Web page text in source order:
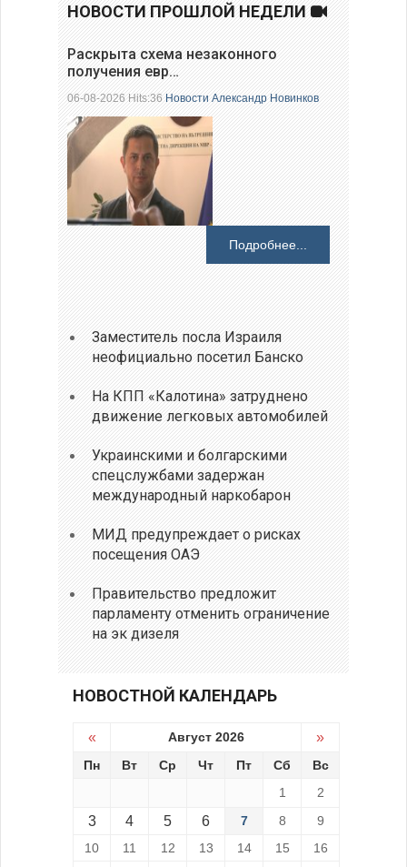
НОВОСТИ ПРОШЛОЙ НЕДЕЛИ
Раскрыта схема незаконного
получения евр…
06-08-2026 Hits:36Новости Александр Новинков
Подробнее...
Заместитель посла Израиля
неофициально посетил Банско
На КПП «Калотина» затруднено
движение легковых автомобилей
Украинскими и болгарскими
спецслужбами задержан
международный наркобарон
МИД предупреждает о рисках
посещения ОАЭ
Правительство предложит
парламенту отменить ограничение
на эк дизеля
НОВОСТНОЙ КАЛЕНДАРЬ
« Август 2026 »
Пн Вт Ср Чт Пт Сб
Вс
1
2
3 4 5 6 7 8
9
10
11 12 13 14 15
16